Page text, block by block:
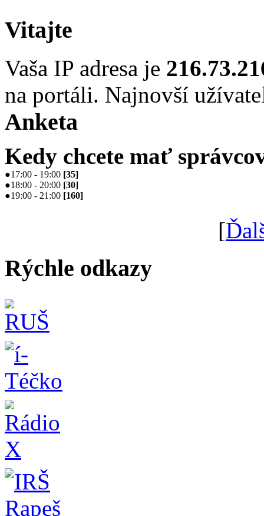
Vitajte
Vaša IP adresa je
na portáli. Najnovší
Anketa
Kedy chcete mať
●17:00 - 19:00 [35]
●18:00 - 20:00 [30]
●19:00 - 21:00 [160]
[
Rýchle odkazy